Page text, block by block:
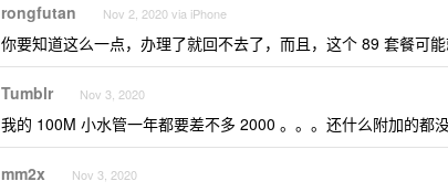
rongfutan Nov 2, 2020 via iPhone
你要知道这么一点，办理了就回不去了，而且，这个 89 套餐可
Tumblr Nov 3, 2020
我的 100M 小水管一年都要差不多 2000 。。。还什么附加的都
mm2x Nov 3, 2020